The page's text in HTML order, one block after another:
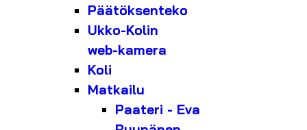
Päätöksenteko
Ukko-Kolin
web-kamera
Koli
Matkailu
Paateri - Eva